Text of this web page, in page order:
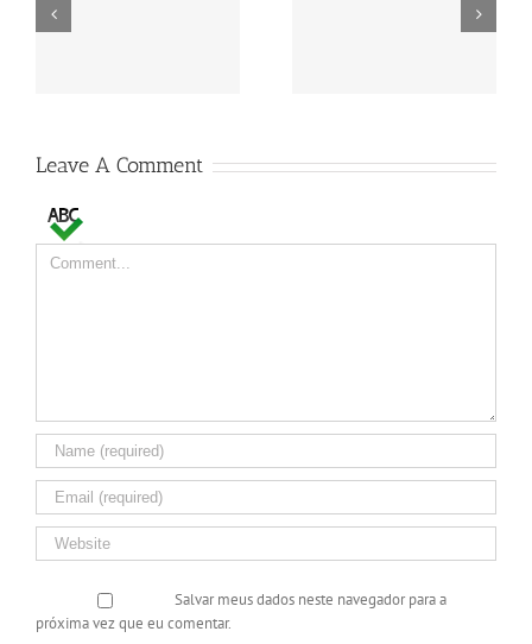
FAO: produção mundial
Leave A Comment
Comment
Salvar meus dados neste navegador para a
próxima vez que eu comentar.